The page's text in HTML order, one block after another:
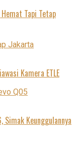
Tapi Tetap
Kamera ETLE
Simak Keunggulannya